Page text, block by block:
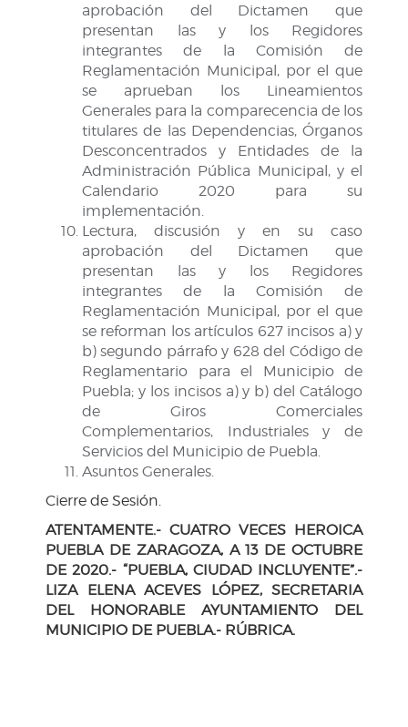
aprobación del Dictamen que
presentan las y los Regidores
integrantes de la Comisión de
Reglamentación Municipal, por el que
se aprueban los Lineamientos
Generales para la comparecencia de los
titulares de las Dependencias, Órganos
Desconcentrados y Entidades de la
Administración Pública Municipal, y el
Calendario 2020 para su
implementación.
Lectura, discusión y en su caso
aprobación del Dictamen que
presentan las y los Regidores
integrantes de la Comisión de
Reglamentación Municipal, por el que
se reforman los artículos 627 incisos a) y
b) segundo párrafo y 628 del Código de
Reglamentario para el Municipio de
Puebla; y los incisos a) y b) del Catálogo
de Giros Comerciales
Complementarios, Industriales y de
Servicios del Municipio de Puebla.
Asuntos Generales.
Cierre de Sesión.
ATENTAMENTE.- CUATRO VECES HEROICA
PUEBLA DE ZARAGOZA, A 13 DE OCTUBRE
DE 2020.- “PUEBLA, CIUDAD INCLUYENTE”.-
LIZA ELENA ACEVES LÓPEZ, SECRETARIA
DEL HONORABLE AYUNTAMIENTO DEL
MUNICIPIO DE PUEBLA.- RÚBRICA.